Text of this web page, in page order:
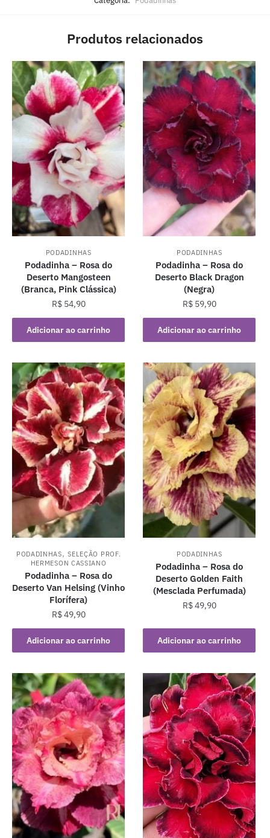
Produtos relacionados
PODADINHAS
Podadinha – Rosa do
Deserto Mangosteen
(Branca, Pink Clássica)
R$54,90
Adicionar ao carrinho
PODADINHAS
Podadinha – Rosa do
Deserto Black Dragon
(Negra)
R$59,90
Adicionar ao carrinho
PODADINHAS,SELEÇÃO PROF.
HERMESON CASSIANO
Podadinha – Rosa do
Deserto Van Helsing (Vinho
Florífera)
R$49,90
Adicionar ao carrinho
PODADINHAS
Podadinha – Rosa do
Deserto Golden Faith
(Mesclada Perfumada)
R$49,90
Adicionar ao carrinho